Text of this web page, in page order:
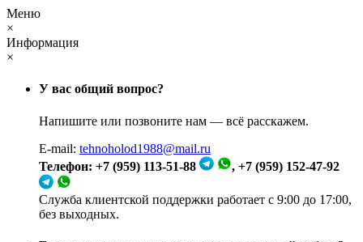
Меню
×
Информация
×
У вас общий вопрос?
Напишите или позвоните нам — всё расскажем.
E-mail: tehnoholod1988@mail.ru
Телефон: +7 (959) 113-51-88
, +7 (959) 152-47-92
Служба клиентской поддержки работает с 9:00 до 17:00,
без выходных.